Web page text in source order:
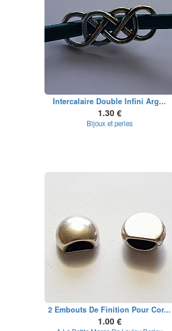
Intercalaire Double Infini Arg...
1.30 €
Bijoux et perles
2 Embouts De Finition Pour Cor...
1.00 €